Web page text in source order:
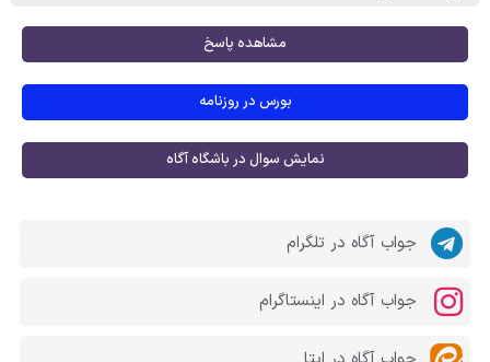
مشاهده پاسخ
بورس در روزنامه
نمایش سوال در باشگاه آگاه
جواب آگاه در تلگرام
جواب آگاه در اینستاگرام